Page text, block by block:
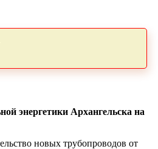
энергетики Архангельска на
новых трубопроводов от